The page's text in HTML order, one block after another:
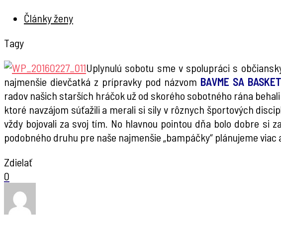
Články ženy
Tagy
Uplynulú sobotu sme v spolupráci s
najmenšie dievčatká z prípravky pod názvom BAVME SA
radov našich starších hráčok už od skorého sobotného rána
ktoré navzájom súťažili a merali si sily v rôznych športových
vždy bojovali za svoj tím. No hlavnou pointou dňa bolo dobre si
podobného druhu pre naše najmenšie „bampáčky“ plánujeme
Zdielať
0